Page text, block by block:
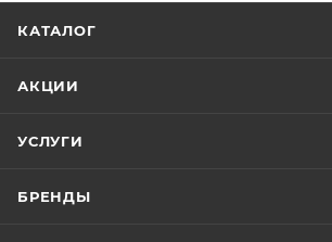
КАТАЛОГ
АКЦИИ
УСЛУГИ
БРЕНДЫ